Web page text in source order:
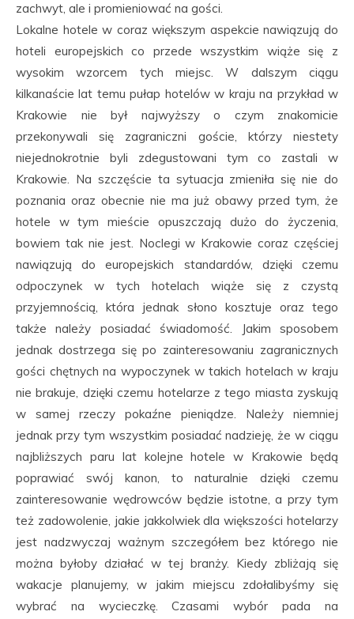
zachwyt, ale i promieniować na gości.
Lokalne hotele w coraz większym aspekcie nawiązują do
hoteli europejskich co przede wszystkim wiąże się z
wysokim wzorcem tych miejsc. W dalszym ciągu
kilkanaście lat temu pułap hotelów w kraju na przykład w
Krakowie nie był najwyższy o czym znakomicie
przekonywali się zagraniczni goście, którzy niestety
niejednokrotnie byli zdegustowani tym co zastali w
Krakowie. Na szczęście ta sytuacja zmieniła się nie do
poznania oraz obecnie nie ma już obawy przed tym, że
hotele w tym mieście opuszczają dużo do życzenia,
bowiem tak nie jest. Noclegi w Krakowie coraz częściej
nawiązują do europejskich standardów, dzięki czemu
odpoczynek w tych hotelach wiąże się z czystą
przyjemnością, która jednak słono kosztuje oraz tego
także należy posiadać świadomość. Jakim sposobem
jednak dostrzega się po zainteresowaniu zagranicznych
gości chętnych na wypoczynek w takich hotelach w kraju
nie brakuje, dzięki czemu hotelarze z tego miasta zyskują
w samej rzeczy pokaźne pieniądze. Należy niemniej
jednak przy tym wszystkim posiadać nadzieję, że w ciągu
najbliższych paru lat kolejne hotele w Krakowie będą
poprawiać swój kanon, to naturalnie dzięki czemu
zainteresowanie wędrowców będzie istotne, a przy tym
też zadowolenie, jakie jakkolwiek dla większości hotelarzy
jest nadzwyczaj ważnym szczegółem bez którego nie
można byłoby działać w tej branży. Kiedy zbliżają się
wakacje planujemy, w jakim miejscu zdołalibyśmy się
wybrać na wycieczkę. Czasami wybór pada na